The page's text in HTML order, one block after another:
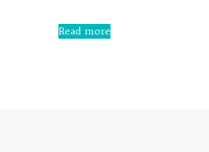
0
out
Read more